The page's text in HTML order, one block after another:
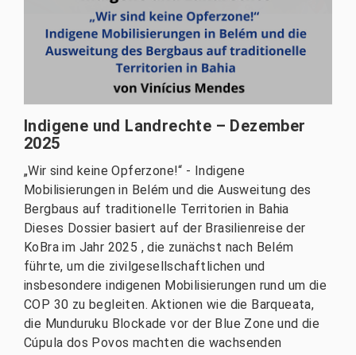
Indigene und Landrechte – Dezember
2025
„Wir sind keine Opferzone!“ - Indigene
Mobilisierungen in Belém und die Ausweitung des
Bergbaus auf traditionelle Territorien in Bahia
Dieses Dossier basiert auf der Brasilienreise der
KoBra im Jahr 2025 , die zunächst nach Belém
führte, um die zivilgesellschaftlichen und
insbesondere indigenen Mobilisierungen rund um die
COP 30 zu begleiten. Aktionen wie die Barqueata,
die Munduruku Blockade vor der Blue Zone und die
Cúpula dos Povos machten die wachsenden